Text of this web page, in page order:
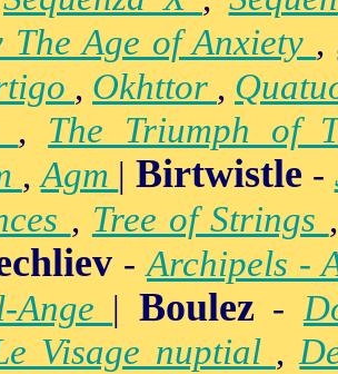
The Age of Anxiety ,
, Okhttor ,
, The Triumph of
,Agm |Birtwistle -
, Tree of Strings
-Archipels -
Ange | Boulez-
Visage nuptial ,